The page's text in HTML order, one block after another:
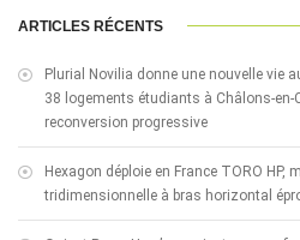
ARTICLES RÉCENTS
Plurial Novilia donne une nouvelle vie
38 logements étudiants à Châlons-en-
reconversion progressive
Hexagon déploie en France TORO HP,
tridimensionnelle à bras horizontal